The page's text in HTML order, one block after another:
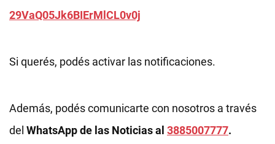
29VaQ05Jk6BIErMlCL0v0j
Si querés, podés activar las notificaciones.
Además, podés comunicarte con nosotros a través
del WhatsApp de las Noticias al 3885007777.